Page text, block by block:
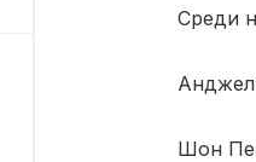
Среди
Шон